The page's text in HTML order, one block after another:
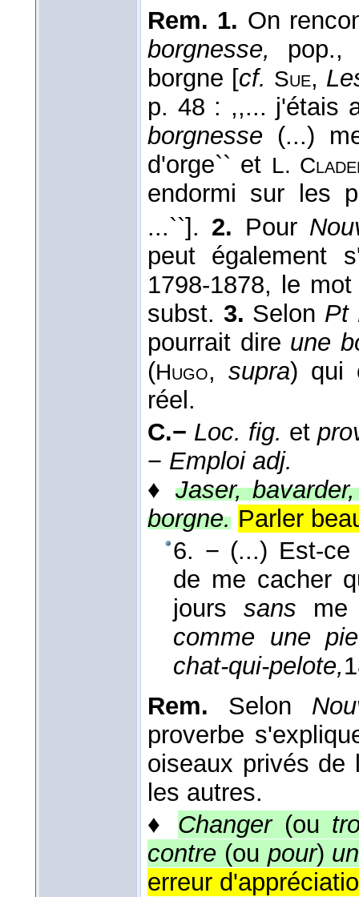
Rem. 1. On
borgnesse, pop.,
borgne [cf. Sue,
p. 48 : ,,... j'étais
borgnesse (...)
d'orge`` et L.
endormi sur les
...``]. 2. Pour
peut également
1798-1878, le
subst. 3. Selon Pt
pourrait dire une
(Hugo, supra) qui
réel.
C.− Loc. fig. et
− Emploi adj.
♦ Jaser,
borgne. Parler
6. − (...) Est-ce
de me cacher
jours sans
comme une
chat-qui-pelote,
Rem. Selon
proverbe
oiseaux privés de
les autres.
♦ Changer(ou
contre (ou pour)
erreur